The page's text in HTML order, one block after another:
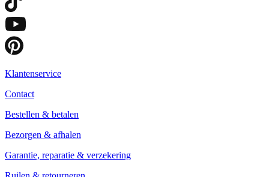
Klantenservice
Contact
Bestellen & betalen
Bezorgen & afhalen
Garantie, reparatie & verzekering